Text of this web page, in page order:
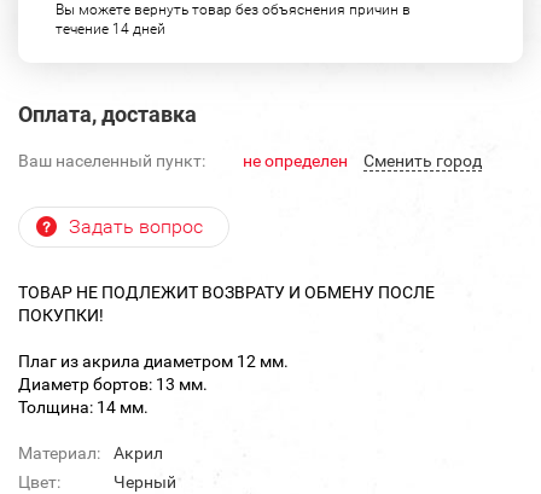
Вы можете вернуть товар без объяснения причин в
течение 14 дней
Оплата, доставка
Ваш населенный пункт: не определен Cменить город
Задать вопрос
ТОВАР НЕ ПОДЛЕЖИТ ВОЗВРАТУ И ОБМЕНУ ПОСЛЕ
ПОКУПКИ!
Плаг из акрила диаметром 12 мм.
Диаметр бортов: 13 мм.
Толщина: 14 мм.
Материал:
Акрил
Цвет:
Черный